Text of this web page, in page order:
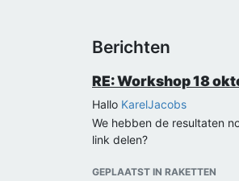
Berichten
RE: Workshop 18
Hallo KarelJacobs
We hebben de resultaten
link delen?
GEPLAATST IN RAKETTEN